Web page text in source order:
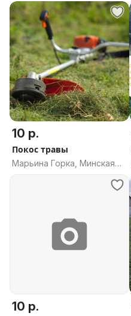
10 р.
Покос травы
Марьина Горка, Минская
10 р.